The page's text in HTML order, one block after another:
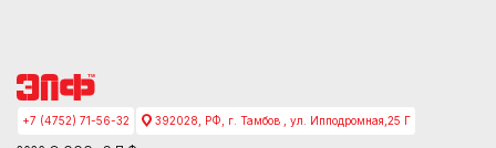
+7 (4752) 71-56-32 392028, РФ, г. Тамбов , ул. Ипподромная,25 Г